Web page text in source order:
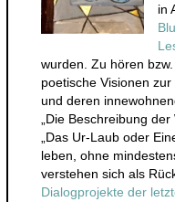
in
wurden. Zu hören
poetische Visionen
und deren
„Die Beschreibung
„Das Ur-Laub oder
leben, ohne
verstehen sich als
Dialogprojekte der